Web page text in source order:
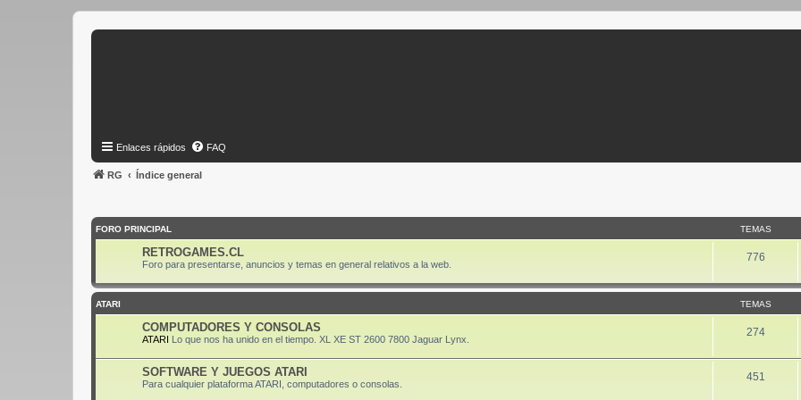
Enlaces rápidos FAQ
RG
Índice general
FORO PRINCIPAL TEMAS
RETROGAMES.CL
Foro para presentarse, anuncios y temas en general relativos a la web.
776
ATARI TEMAS
COMPUTADORES Y CONSOLAS
ATARI Lo que nos ha unido en el tiempo. XL XE ST 2600 7800 Jaguar Lynx.
274
SOFTWARE Y JUEGOS ATARI
Para cualquier plataforma ATARI, computadores o consolas.
451